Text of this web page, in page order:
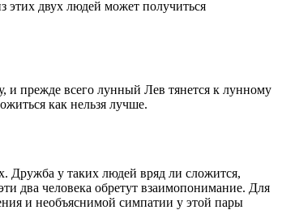
этих двух людей может получиться
прежде всего лунный Лев тянется к лунному
как нельзя лучше.
Дружба у таких людей вряд ли сложится,
два человека обретут взаимопонимание. Для
и необъяснимой симпатии у этой пары